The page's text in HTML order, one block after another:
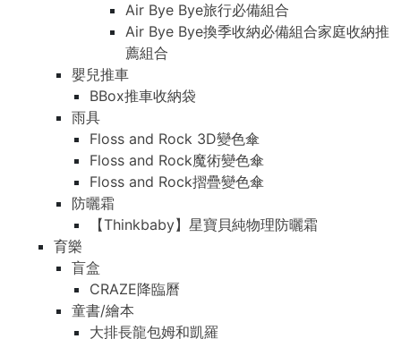
Air Bye Bye旅行必備組合
Air Bye Bye換季收納必備組合家庭收納推
薦組合
嬰兒推車
BBox推車收納袋
雨具
Floss and Rock 3D變色傘
Floss and Rock魔術變色傘
Floss and Rock摺疊變色傘
防曬霜
【Thinkbaby】星寶貝純物理防曬霜
育樂
盲盒
CRAZE降臨曆
童書/繪本
大排長龍包姆和凱羅